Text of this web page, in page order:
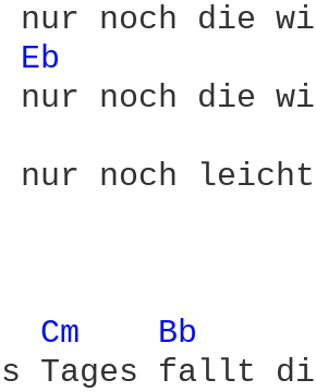
nur noch die
Eb
nur noch die
nur noch
Cm
Bb
Tages fallt